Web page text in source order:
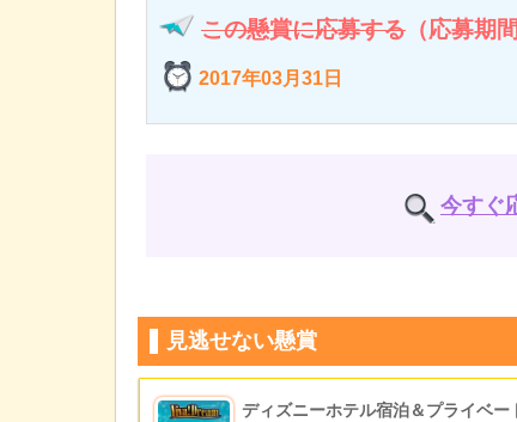
この懸賞に応募する （応募期
2017年03月31日
今すぐ
見逃せない懸賞
ディズニーホテル宿泊＆プライベー